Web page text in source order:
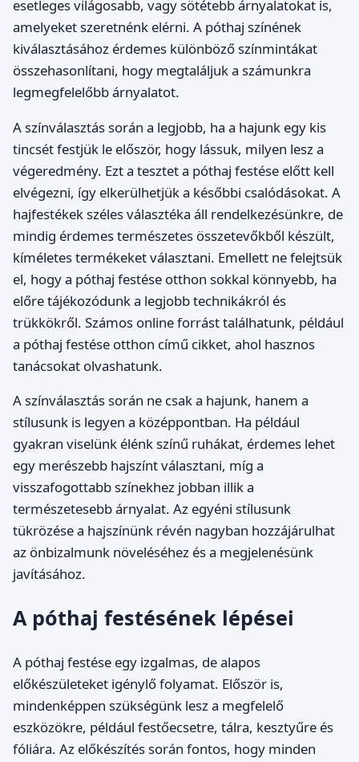
esetleges világosabb, vagy sötétebb árnyalatokat is,
amelyeket szeretnénk elérni. A póthaj színének
kiválasztásához érdemes különböző színmintákat
összehasonlítani, hogy megtaláljuk a számunkra
legmegfelelőbb árnyalatot.
A színválasztás során a legjobb, ha a hajunk egy kis
tincsét festjük le először, hogy lássuk, milyen lesz a
végeredmény. Ezt a tesztet a póthaj festése előtt kell
elvégezni, így elkerülhetjük a későbbi csalódásokat. A
hajfestékek széles választéka áll rendelkezésünkre, de
mindig érdemes természetes összetevőkből készült,
kíméletes termékeket választani. Emellett ne felejtsük
el, hogy a póthaj festése otthon sokkal könnyebb, ha
előre tájékozódunk a legjobb technikákról és
trükkökről. Számos online forrást találhatunk, például
a póthaj festése otthon című cikket, ahol hasznos
tanácsokat olvashatunk.
A színválasztás során ne csak a hajunk, hanem a
stílusunk is legyen a középpontban. Ha például
gyakran viselünk élénk színű ruhákat, érdemes lehet
egy merészebb hajszínt választani, míg a
visszafogottabb színekhez jobban illik a
természetesebb árnyalat. Az egyéni stílusunk
tükrözése a hajszínünk révén nagyban hozzájárulhat
az önbizalmunk növeléséhez és a megjelenésünk
javításához.
A póthaj festésének lépései
A póthaj festése egy izgalmas, de alapos
előkészületeket igénylő folyamat. Először is,
mindenképpen szükségünk lesz a megfelelő
eszközökre, például festőecsetre, tálra, kesztyűre és
fóliára. Az előkészítés során fontos, hogy minden